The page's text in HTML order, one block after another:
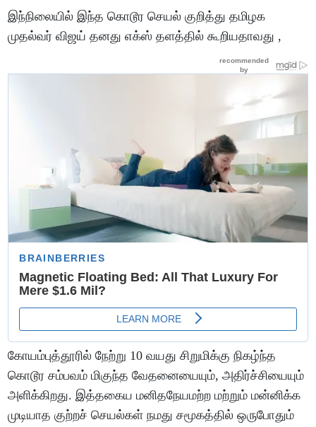
இந்நிலையில் இந்த கொடூர செயல் குறித்து தமிழக
முதல்வர் விஜய் தனது எக்ஸ் தளத்தில் கூறியதாவது ,
கோயம்புத்தூரில் நேற்று 10 வயது சிறுமிக்கு நிகழ்ந்த
கொடூர சம்பவம் மிகுந்த வேதனையையும், அதிர்ச்சியையும்
அளிக்கிறது. இத்தகைய மனிதநேயமற்ற மற்றும் மன்னிக்க
முடியாத குற்றச் செயல்கள் நமது சமூகத்தில் ஒருபோதும்